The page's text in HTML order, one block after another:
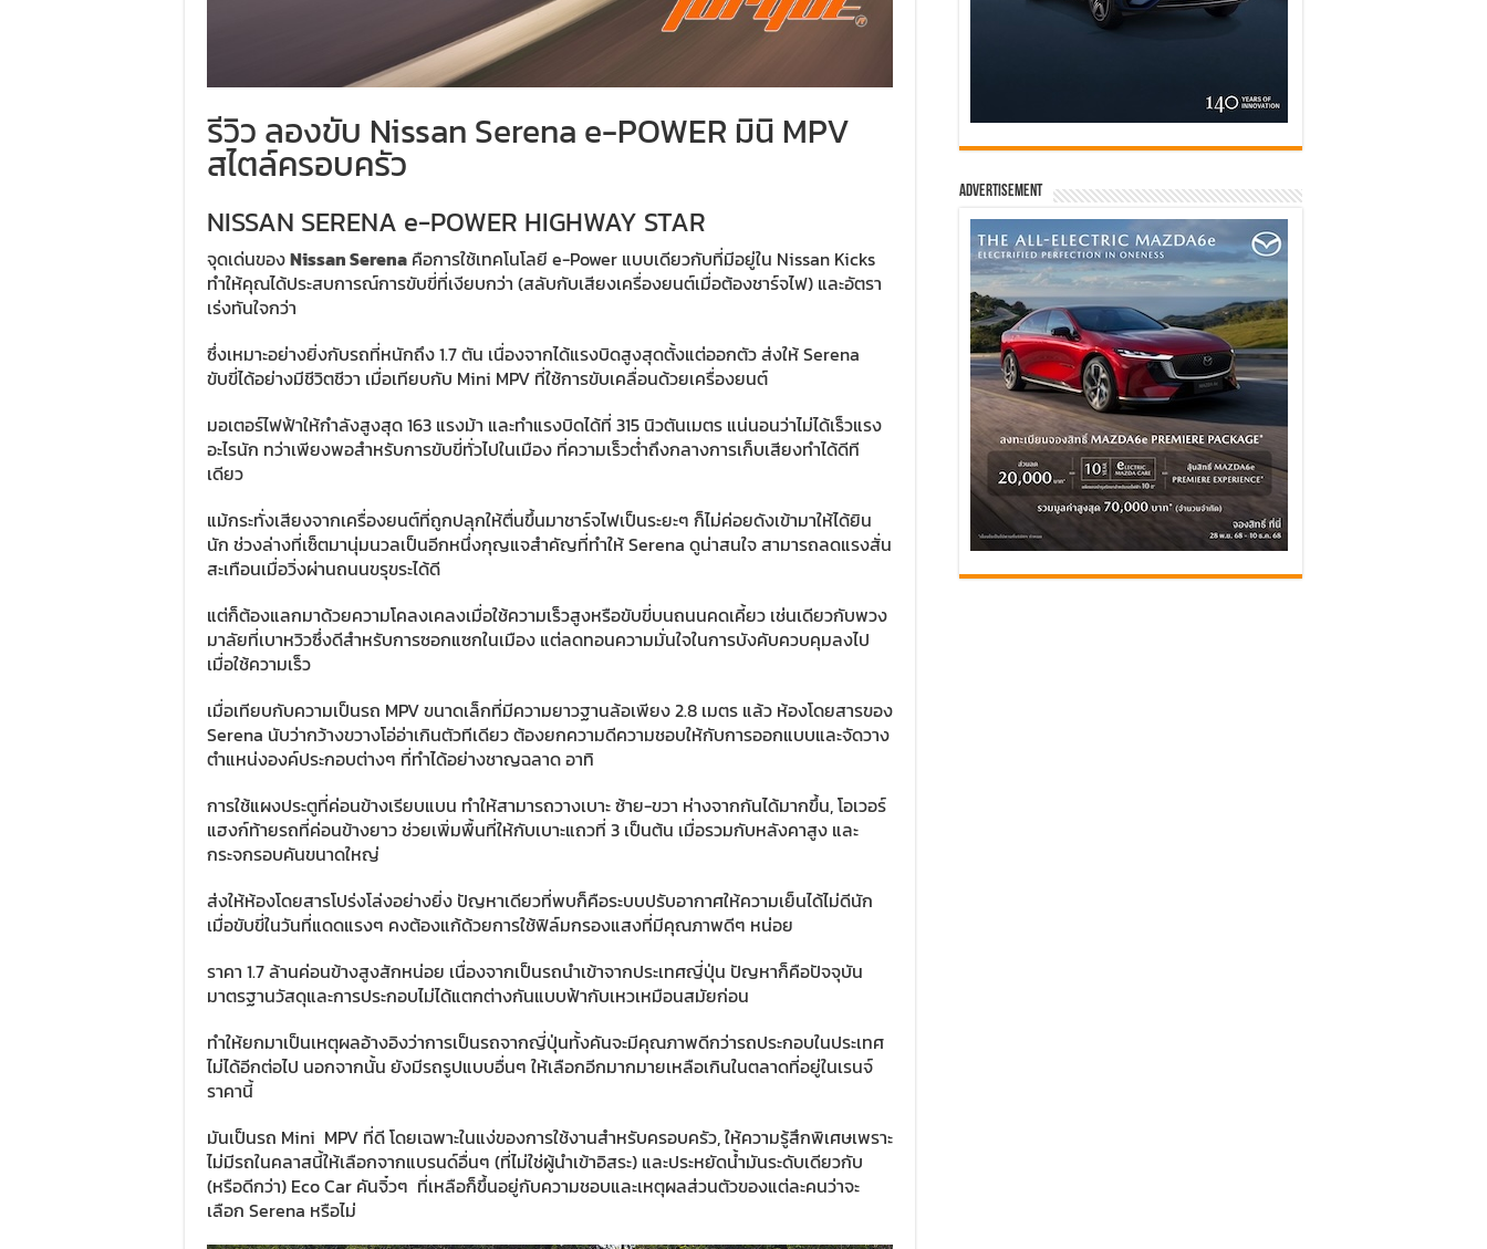
รีวิว ลองขับ Nissan Serena e-POWER มินิ MPV
สไตล์ครอบครัว
NISSAN SERENA e-POWER HIGHWAY STAR
จุดเด่นของNissan Serena คือการใช้เทคโนโลยี e-Power แบบเดียวกับที่มีอยู่ใน Nissan Kicks
ทำให้คุณได้ประสบการณ์การขับขี่ที่เงียบกว่า (สลับกับเสียงเครื่องยนต์เมื่อต้องชาร์จไฟ) และอัตรา
เร่งทันใจกว่า
ซึ่งเหมาะอย่างยิ่งกับรถที่หนักถึง 1.7 ตัน เนื่องจากได้แรงบิดสูงสุดตั้งแต่ออกตัว ส่งให้ Serena
ขับขี่ได้อย่างมีชีวิตชีวา เมื่อเทียบกับ Mini MPV ที่ใช้การขับเคลื่อนด้วยเครื่องยนต์
มอเตอร์ไฟฟ้าให้กำลังสูงสุด 163 แรงม้า และทำแรงบิดได้ที่ 315 นิวตันเมตร แน่นอนว่าไม่ได้เร็วแรง
อะไรนัก ทว่าเพียงพอสำหรับการขับขี่ทั่วไปในเมือง ที่ความเร็วต่ำถึงกลางการเก็บเสียงทำได้ดีที
เดียว
แม้กระทั่งเสียงจากเครื่องยนต์ที่ถูกปลุกให้ตื่นขึ้นมาชาร์จไฟเป็นระยะๆ ก็ไม่ค่อยดังเข้ามาให้ได้ยิน
นัก ช่วงล่างที่เซ็ตมานุ่มนวลเป็นอีกหนึ่งกุญแจสำคัญที่ทำให้ Serena ดูน่าสนใจ สามารถลดแรงสั่น
สะเทือนเมื่อวิ่งผ่านถนนขรุขระได้ดี
แต่ก็ต้องแลกมาด้วยความโคลงเคลงเมื่อใช้ความเร็วสูงหรือขับขี่บนถนนคดเคี้ยว เช่นเดียวกับพวง
มาลัยที่เบาหวิวซึ่งดีสำหรับการซอกแซกในเมือง แต่ลดทอนความมั่นใจในการบังคับควบคุมลงไป
เมื่อใช้ความเร็ว
เมื่อเทียบกับความเป็นรถ MPV ขนาดเล็กที่มีความยาวฐานล้อเพียง 2.8 เมตร แล้ว ห้องโดยสารของ
Serena นับว่ากว้างขวางโอ่อ่าเกินตัวทีเดียว ต้องยกความดีความชอบให้กับการออกแบบและจัดวาง
ตำแหน่งองค์ประกอบต่างๆ ที่ทำได้อย่างชาญฉลาด อาทิ
การใช้แผงประตูที่ค่อนข้างเรียบแบน ทำให้สามารถวางเบาะ ซ้าย-ขวา ห่างจากกันได้มากขึ้น, โอเวอร์
แฮงก์ท้ายรถที่ค่อนข้างยาว ช่วยเพิ่มพื้นที่ให้กับเบาะแถวที่ 3 เป็นต้น เมื่อรวมกับหลังคาสูง และ
กระจกรอบคันขนาดใหญ่
ส่งให้ห้องโดยสารโปร่งโล่งอย่างยิ่ง ปัญหาเดียวที่พบก็คือระบบปรับอากาศให้ความเย็นได้ไม่ดีนัก
เมื่อขับขี่ในวันที่แดดแรงๆ คงต้องแก้ด้วยการใช้ฟิล์มกรองแสงที่มีคุณภาพดีๆ หน่อย
ราคา 1.7 ล้านค่อนข้างสูงสักหน่อย เนื่องจากเป็นรถนำเข้าจากประเทศญี่ปุ่น ปัญหาก็คือปัจจุบัน
มาตรฐานวัสดุและการประกอบไม่ได้แตกต่างกันแบบฟ้ากับเหวเหมือนสมัยก่อน
ทำให้ยกมาเป็นเหตุผลอ้างอิงว่าการเป็นรถจากญี่ปุ่นทั้งคันจะมีคุณภาพดีกว่ารถประกอบในประเทศ
ไม่ได้อีกต่อไป นอกจากนั้น ยังมีรถรูปแบบอื่นๆ ให้เลือกอีกมากมายเหลือเกินในตลาดที่อยู่ในเรนจ์
ราคานี้
มันเป็นรถ Mini MPV ที่ดี โดยเฉพาะในแง่ของการใช้งานสำหรับครอบครัว, ให้ความรู้สึกพิเศษเพราะ
ไม่มีรถในคลาสนี้ให้เลือกจากแบรนด์อื่นๆ (ที่ไม่ใช่ผู้นำเข้าอิสระ) และประหยัดน้ำมันระดับเดียวกับ
(หรือดีกว่า) Eco Car คันจิ๋วๆ ที่เหลือก็ขึ้นอยู่กับความชอบและเหตุผลส่วนตัวของแต่ละคนว่าจะ
เลือก Serena หรือไม่
Advertisement